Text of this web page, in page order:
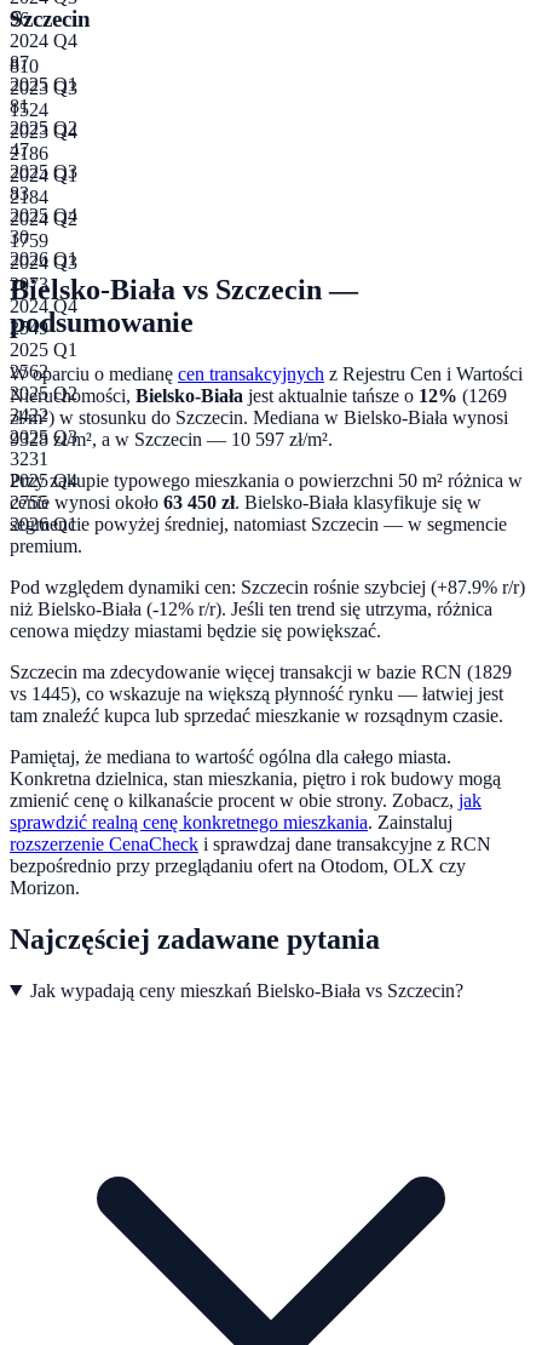
96
2024 Q4
87
2025 Q1
81
2025 Q2
47
2025 Q3
83
2025 Q4
30
2026 Q1
Szczecin
810
2023 Q3
1524
2023 Q4
2186
2024 Q1
2184
2024 Q2
1759
2024 Q3
2073
2024 Q4
2549
2025 Q1
2562
2025 Q2
3422
2025 Q3
3231
2025 Q4
2755
2026 Q1
Bielsko-Biała vs Szczecin —
podsumowanie
W oparciu o medianę cen transakcyjnych z Rejestru Cen i Wartości
Nieruchomości, Bielsko-Biała jest aktualnie tańsze o 12% (1269
zł/m²) w stosunku do Szczecin. Mediana w Bielsko-Biała wynosi
9328 zł/m², a w Szczecin — 10 597 zł/m².
Przy zakupie typowego mieszkania o powierzchni 50 m² różnica w
cenie wynosi około 63 450 zł. Bielsko-Biała klasyfikuje się w
segmencie powyżej średniej, natomiast Szczecin — w segmencie
premium.
Pod względem dynamiki cen: Szczecin rośnie szybciej (+87.9% r/r)
niż Bielsko-Biała (-12% r/r). Jeśli ten trend się utrzyma, różnica
cenowa między miastami będzie się powiększać.
Szczecin ma zdecydowanie więcej transakcji w bazie RCN (1829
vs 1445), co wskazuje na większą płynność rynku — łatwiej jest
tam znaleźć kupca lub sprzedać mieszkanie w rozsądnym czasie.
Pamiętaj, że mediana to wartość ogólna dla całego miasta.
Konkretna dzielnica, stan mieszkania, piętro i rok budowy mogą
zmienić cenę o kilkanaście procent w obie strony. Zobacz, jak
sprawdzić realną cenę konkretnego mieszkania. Zainstaluj
rozszerzenie CenaCheck i sprawdzaj dane transakcyjne z RCN
bezpośrednio przy przeglądaniu ofert na Otodom, OLX czy
Morizon.
Najczęściej zadawane pytania
Jak wypadają ceny mieszkań Bielsko-Biała vs Szczecin?